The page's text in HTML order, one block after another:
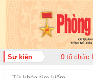
Sự kiện
920 tổ chức Lễ kỷ niệm